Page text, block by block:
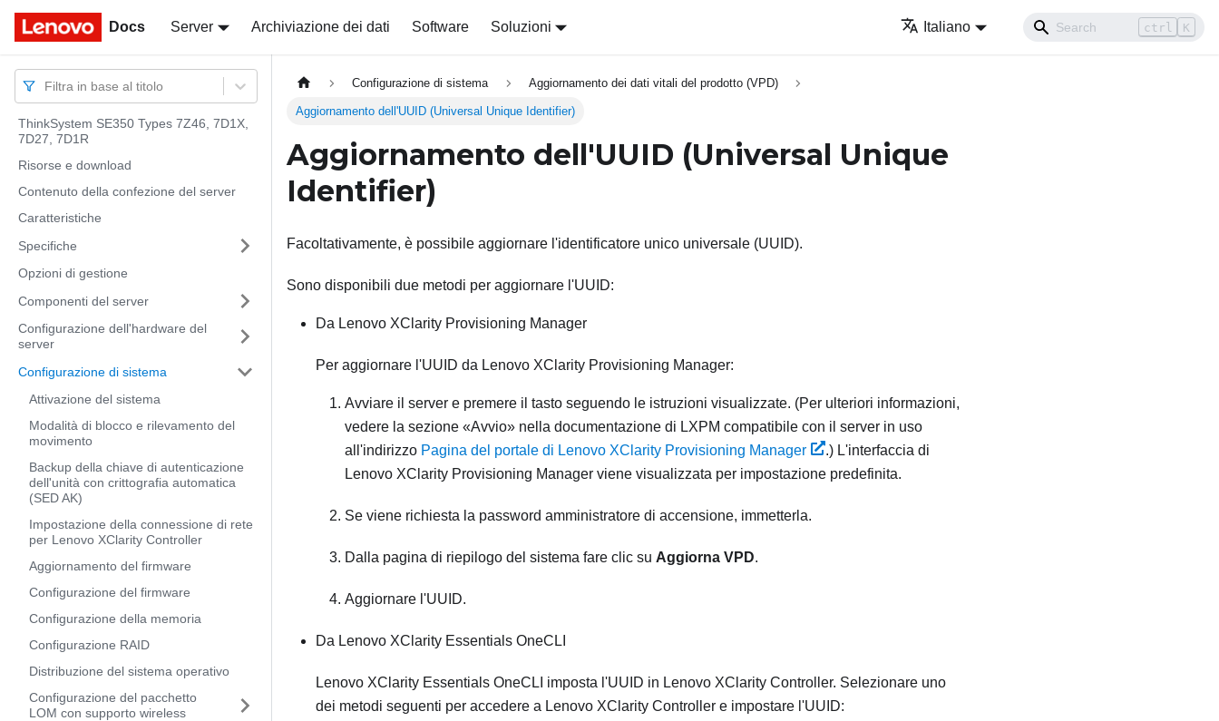
Docs Server Archiviazione dei dati Software Soluzioni Italiano ctrl K
Docs
Filtra in base al titolo
ThinkSystem SE350 Types 7Z46, 7D1X,
7D27, 7D1R
Risorse e download
Contenuto della confezione del server
Caratteristiche
Specifiche
Opzioni di gestione
Componenti del server
Configurazione dell'hardware del
server
Configurazione di sistema
Attivazione del sistema
Modalità di blocco e rilevamento del
movimento
Backup della chiave di autenticazione
dell'unità con crittografia automatica
(SED AK)
Impostazione della connessione di rete
per Lenovo XClarity Controller
Aggiornamento del firmware
Configurazione del firmware
Configurazione della memoria
Configurazione RAID
Distribuzione del sistema operativo
Configurazione del pacchetto
LOM con supporto wireless
Configurazione di sistema Aggiornamento dei dati vitali del prodotto (VPD)
Aggiornamento dell'UUID (Universal Unique Identifier)
Aggiornamento dell'UUID (Universal Unique
Identifier)
Facoltativamente, è possibile aggiornare l'identificatore unico universale (UUID).
Sono disponibili due metodi per aggiornare l'UUID:
Da Lenovo XClarity Provisioning Manager
Per aggiornare l'UUID da Lenovo XClarity Provisioning Manager:
Avviare il server e premere il tasto seguendo le istruzioni visualizzate. (Per ulteriori informazioni,
vedere la sezione
Avvio nella documentazione di LXPM compatibile con il server in uso
all'indirizzo Pagina del portale di Lenovo XClarity Provisioning Manager .) L'interfaccia di
Lenovo XClarity Provisioning Manager viene visualizzata per impostazione predefinita.
Se viene richiesta la password amministratore di accensione, immetterla.
Dalla pagina di riepilogo del sistema fare clic su Aggiorna VPD.
Aggiornare l'UUID.
Da Lenovo XClarity Essentials OneCLI
Lenovo XClarity Essentials OneCLI imposta l'UUID in Lenovo XClarity Controller. Selezionare uno
dei metodi seguenti per accedere a Lenovo XClarity Controller e impostare l'UUID: